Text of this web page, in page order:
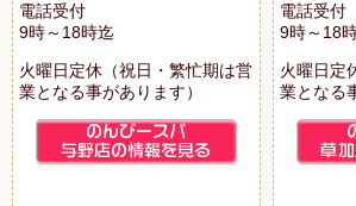
電話受付
9時～18時迄
火曜日定休（祝日・繁忙期は営
業となる事があります）
電話受付
9時～18
火曜日定
業となる